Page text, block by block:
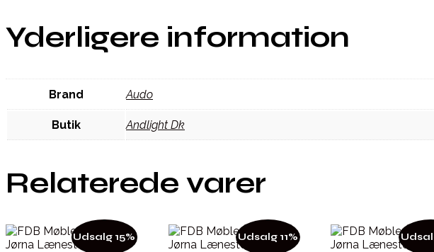
Yderligere information
Brand Audo
Butik Andlight Dk
Relaterede varer
Udsalg 15% Udsalg 11%